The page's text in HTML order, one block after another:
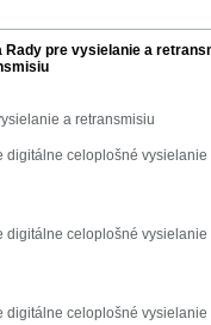
pre vysielanie a
a retransmisiu
celoplošné vysielanie
celoplošné
celoplošné